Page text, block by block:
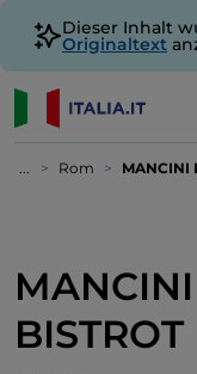
Dieser Inhalt
Originaltext
... Rom MANCINI
BISTROT